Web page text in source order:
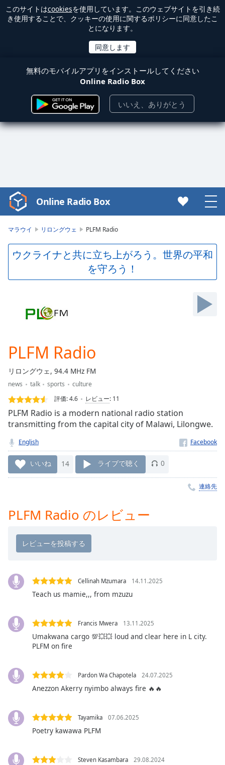
このサイトはcookiesを使用しています。このウェブサイトを引き続
き使用することで、クッキーの使用に関するポリシーに同意したこ
とになります。
無料のモバイルアプリをインストールしてください
Online Radio Box
いいえ、ありがとう
Video
Player
Play
Video
Skip
Forward
Loaded:
0.00%
Stream
TypeLIVE
Seek to
live,
behind
liveLIVE
Remaining
Time-
Playback
Chapters
Descriptions
selected
settings,
opens
dialog
subtitles
selected
Online Radio Box
マラウイ リロングウェ PLFM Radio
ウクライナと共に立ち上がろう。世界の平和
を守ろう！
PLFM Radio
リロングウェ, 94.4 MHz FM
news talk sports
culture
評価:4.6 レビュー: 11
PLFM Radio is a modern national radio station
transmitting from the capital city of Malawi, Lilongwe.
English
いいね 14 ライブで聴く 0
連絡先
PLFM Radio のレビュー
Cellinah Mzumara 14.11.2025
Teach us mamie,,, from mzuzu
Francis Mwera 13.11.2025
Umakwana cargo 💯💥💥 loud and clear here in L city.
PLFM on fire
Pardon Wa Chapotela 24.07.2025
Anezzon Akerry nyimbo always fire 🔥🔥
Tayamika 07.06.2025
Poetry kawawa PLFM
Steven Kasambara 29.08.2024